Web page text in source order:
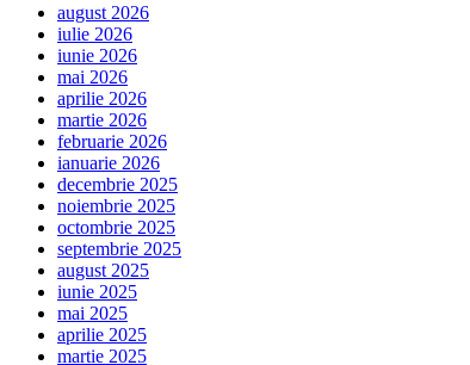
august 2026
iulie 2026
iunie 2026
mai 2026
aprilie 2026
martie 2026
februarie 2026
ianuarie 2026
decembrie 2025
noiembrie 2025
octombrie 2025
septembrie 2025
august 2025
iunie 2025
mai 2025
aprilie 2025
martie 2025